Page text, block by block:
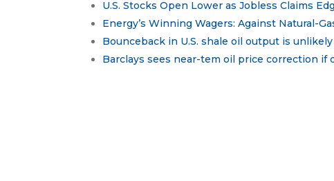
U.S. Stocks Open Lower as Jobless Claims
Energy’s Winning Wagers: Against Natural-
Bounceback in U.S. shale oil output is
Barclays sees near-tem oil price correction if